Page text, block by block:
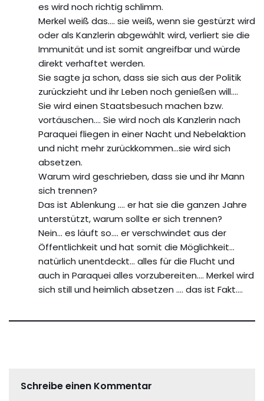
es wird noch richtig schlimm.
Merkel weiß das…. sie weiß, wenn sie gestürzt wird
oder als Kanzlerin abgewählt wird, verliert sie die
Immunität und ist somit angreifbar und würde
direkt verhaftet werden.
Sie sagte ja schon, dass sie sich aus der Politik
zurückzieht und ihr Leben noch genießen will….
Sie wird einen Staatsbesuch machen bzw.
vortäuschen…. Sie wird noch als Kanzlerin nach
Paraquei fliegen in einer Nacht und Nebelaktion
und nicht mehr zurückkommen…sie wird sich
absetzen.
Warum wird geschrieben, dass sie und ihr Mann
sich trennen?
Das ist Ablenkung …. er hat sie die ganzen Jahre
unterstützt, warum sollte er sich trennen?
Nein… es läuft so…. er verschwindet aus der
Öffentlichkeit und hat somit die Möglichkeit…
natürlich unentdeckt… alles für die Flucht und
auch in Paraquei alles vorzubereiten…. Merkel wird
sich still und heimlich absetzen …. das ist Fakt….
Schreibe einen Kommentar